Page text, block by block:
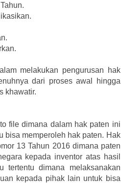
melakukan pengurusan hak
dari proses awal hingga
khawatir.
file dimana dalam hak paten ini
bisa memperoleh hak paten. Hak
13 Tahun 2016 dimana paten
kepada inventor atas hasil
tertentu dimana melaksanakan
kepada pihak lain untuk bisa